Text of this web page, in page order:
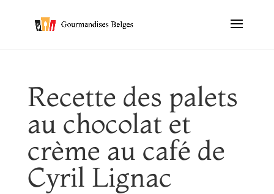
Recette des palets
au chocolat et
crème au café de
Cyril Lignac